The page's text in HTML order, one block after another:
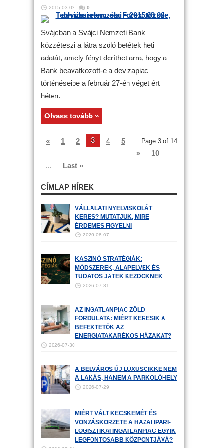
2015-03-02 0
Svájcban a Svájci Nemzeti Bank
közzéteszi a látra szóló betétek heti
adatát, amely fényt deríthet arra, hogy a
Bank beavatkozott-e a devizapiac
történéseibe a február 27-én véget ért
héten.
Olvass tovább »
Page 3 of 14
« 1 2 3 4
5
»
10
...
Last »
CÍMLAP HÍREK
VÁLLALATI NYELVISKOLÁT
KERES? MUTATJUK, MIRE
ÉRDEMES FIGYELNI
2026-08-07
KASZINÓ STRATÉGIÁK:
MÓDSZEREK, ALAPELVEK ÉS
TUDATOS JÁTÉK KEZDŐKNEK
2026-07-31
AZ INGATLANPIAC ZÖLD
FORDULATA: MIÉRT KERESIK A
BEFEKTETŐK AZ
ENERGIATAKARÉKOS HÁZAKAT?
2026-07-30
A BELVÁROS ÚJ LUXUSCIKKE NEM
A LAKÁS, HANEM A PARKOLÓHELY
2026-07-29
MIÉRT VÁLT KECSKEMÉT ÉS
VONZÁSKÖRZETE A HAZAI IPARI-
LOGISZTIKAI INGATLANPIAC EGYIK
LEGFONTOSABB KÖZPONTJÁVÁ?